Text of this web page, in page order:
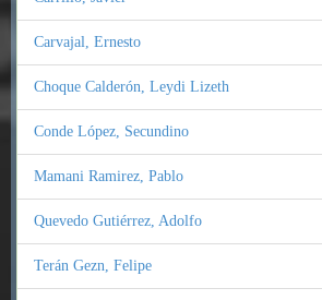
Carvajal, Ernesto
Choque Calderón, Leydi Lizeth
Conde López, Secundino
Mamani Ramirez, Pablo
Quevedo Gutiérrez, Adolfo
Terán Gezn, Felipe